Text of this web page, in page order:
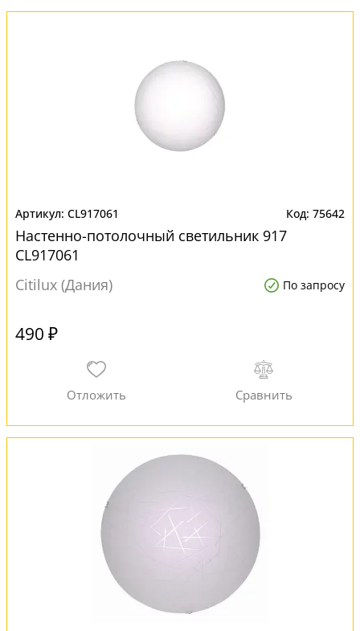
CL917061 75642
Настенно-потолочный светильник 917
CL917061
Citilux (Дания)
По запросу
490 ₽